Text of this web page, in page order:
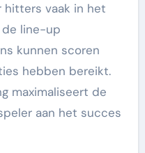
hitters vaak in het
de line-up
kunnen scoren
hebben bereikt.
maximaliseert de
aan het succes